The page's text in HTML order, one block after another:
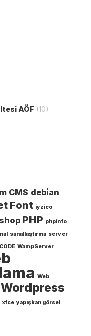
AÖF (10)
CMS debian
Font iyzico
PHP phpinfo
sanallaştırma server
WampServer
Web
Wordpress
xfce yapışkan görsel